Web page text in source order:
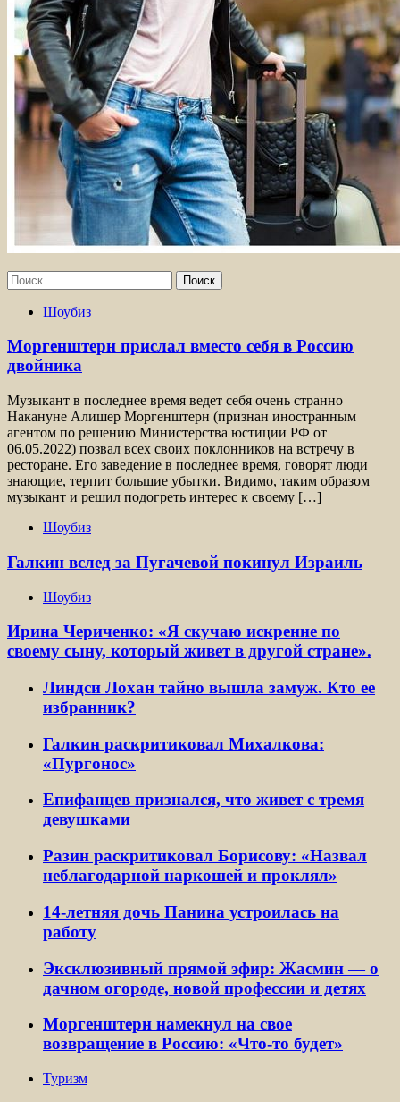
Найти:
Шоубиз
Моргенштерн прислал вместо себя в Россию
двойника
Музыкант в последнее время ведет себя очень странно
Накануне Алишер Моргенштерн (признан иностранным
агентом по решению Министерства юстиции РФ от
06.05.2022) позвал всех своих поклонников на встречу в
ресторане. Его заведение в последнее время, говорят люди
знающие, терпит большие убытки. Видимо, таким образом
музыкант и решил подогреть интерес к своему […]
Шоубиз
Галкин вслед за Пугачевой покинул Израиль
Шоубиз
Ирина Чериченко: «Я скучаю искренне по
своему сыну, который живет в другой стране».
Линдси Лохан тайно вышла замуж. Кто ее
избранник?
Галкин раскритиковал Михалкова:
«Пургонос»
Епифанцев признался, что живет с тремя
девушками
Разин раскритиковал Борисову: «Назвал
неблагодарной наркошей и проклял»
14-летняя дочь Панина устроилась на
работу
Эксклюзивный прямой эфир: Жасмин — о
дачном огороде, новой профессии и детях
Моргенштерн намекнул на свое
возвращение в Россию: «Что-то будет»
Туризм